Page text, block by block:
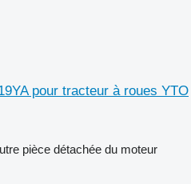
pour tracteur à roues YTO
pièce détachée du moteur